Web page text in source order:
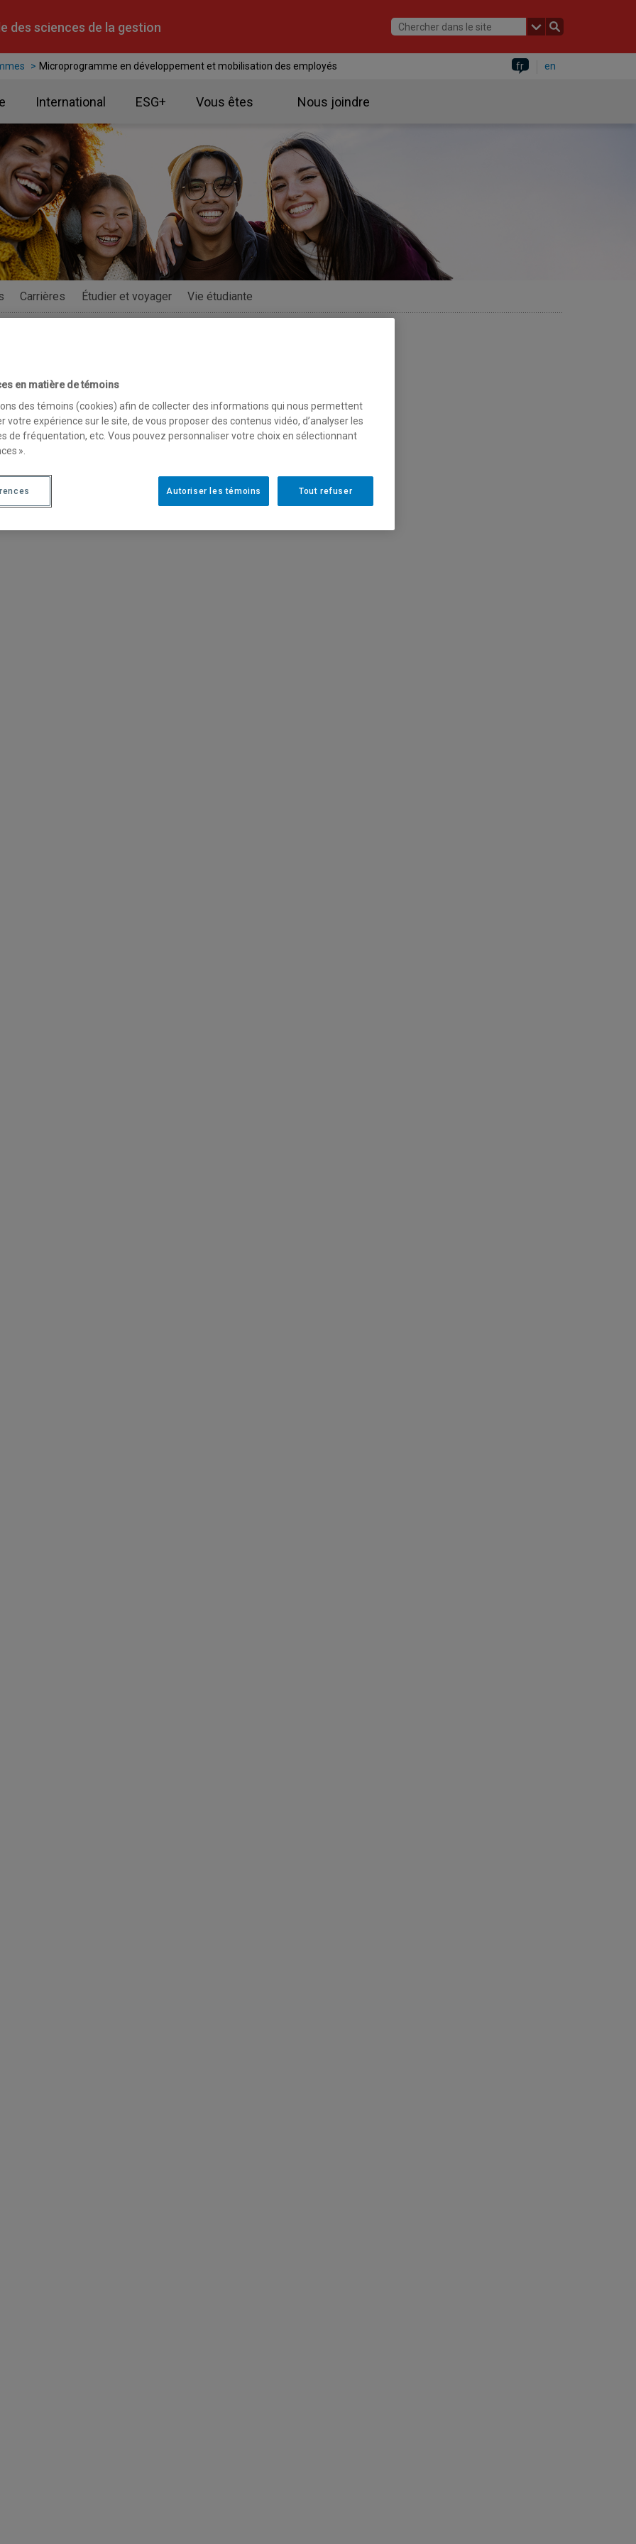
des sciences de la gestion
Microprogramme en développement et mobilisation des employés fr en
International ESG+ Vous êtes Nous joindre
Carrières Étudier et voyager Vie étudiante
et
en matière de témoins
des témoins (cookies) afin de collecter des informations qui nous permettent
votre expérience sur le site, de vous proposer des contenus vidéo, d’analyser les
de fréquentation, etc. Vous pouvez personnaliser votre choix en sélectionnant
».
Tout refuser
Autoriser les témoins